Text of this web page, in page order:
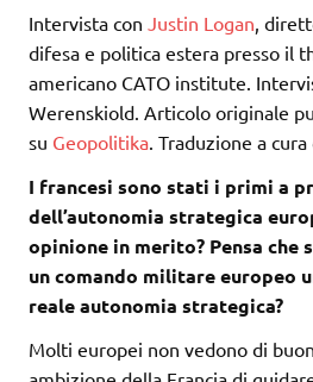
Intervista con Justin Logan,
difesa e politica estera presso il
americano CATO institute.
Werenskiold. Articolo originale
su Geopolitika. Traduzione a
I francesi sono stati i primi a
dell’autonomia strategica
opinione in merito? Pensa
un comando militare europeo
reale autonomia strategica?
Molti europei non vedono di